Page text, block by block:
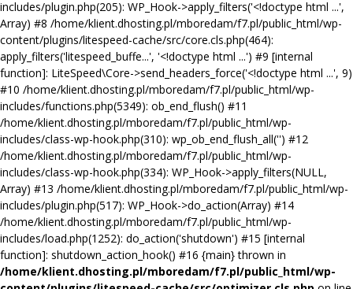
includes/plugin.php(205): WP_Hook->apply_filters('<!doctype html ...',
Array) #8 /home/klient.dhosting.pl/mboredam/f7.pl/public_html/wp-
content/plugins/litespeed-cache/src/core.cls.php(464):
apply_filters('litespeed_buffe...', '<!doctype html ...') #9 [internal
function]: LiteSpeed\Core->send_headers_force('<!doctype html ...', 9)
#10 /home/klient.dhosting.pl/mboredam/f7.pl/public_html/wp-
includes/functions.php(5349): ob_end_flush() #11
/home/klient.dhosting.pl/mboredam/f7.pl/public_html/wp-
includes/class-wp-hook.php(310): wp_ob_end_flush_all('') #12
/home/klient.dhosting.pl/mboredam/f7.pl/public_html/wp-
includes/class-wp-hook.php(334): WP_Hook->apply_filters(NULL,
Array) #13 /home/klient.dhosting.pl/mboredam/f7.pl/public_html/wp-
includes/plugin.php(517): WP_Hook->do_action(Array) #14
/home/klient.dhosting.pl/mboredam/f7.pl/public_html/wp-
includes/load.php(1252): do_action('shutdown') #15 [internal
function]: shutdown_action_hook() #16 {main} thrown in
/home/klient.dhosting.pl/mboredam/f7.pl/public_html/wp-